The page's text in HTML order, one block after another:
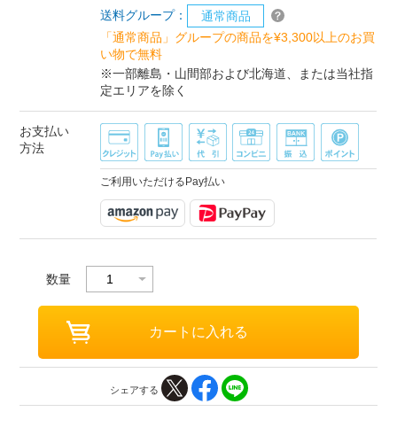
送料グループ：
通常商品
「通常商品」グループの商品を¥3,300以上のお買
い物で無料
※一部離島・山間部および北海道、または当社指
定エリアを除く
お支払い
方法
ご利用いただけるPay払い
数量
シェアする